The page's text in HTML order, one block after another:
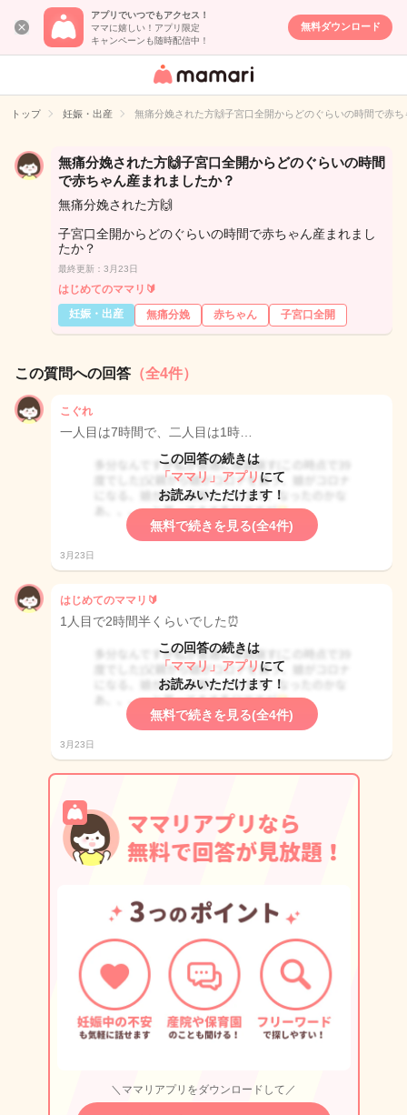
アプリでいつでもアクセス！
ママに嬉しい！アプリ限定
キャンペーンも随時配信中！
無料ダウンロード
女性専用匿名QA
イト
トップ 妊娠・出産 無痛分娩された方🙌子宮口全開からどのぐらいの時間で赤
無痛分娩された方🙌子宮口全開からどのぐらいの時間
で赤ちゃん産まれましたか？
無痛分娩された方🙌
子宮口全開からどのぐらいの時間で赤ちゃん産まれまし
たか？
最終更新：3月23日
はじめてのママリ🔰
妊娠・出産
無痛分娩 赤ちゃん 子宮口全開
この質問への回答 （全4件）
こぐれ
一人目は7時間で、二人目は1時…
この回答の続きは
「ママリ」アプリ にて
お読みいただけます！
無料で続きを見る(全4件)
3月23日
はじめてのママリ🔰
1人目で2時間半くらいでした⏰
この回答の続きは
「ママリ」アプリ にて
お読みいただけます！
無料で続きを見る(全4件)
3月23日
＼ママリアプリをダウンロードして／